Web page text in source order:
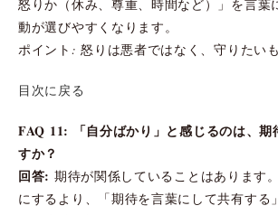
怒りか（休み、尊重、時間など）」を言葉
動が選びやすくなります。
ポイント: 怒りは悪者ではなく、守りたいも
目次に戻る
FAQ 11: 「自分ばかり」と感じるのは、期
すか？
回答: 期待が関係していることはあります
にするより、「期待を言葉にして共有する